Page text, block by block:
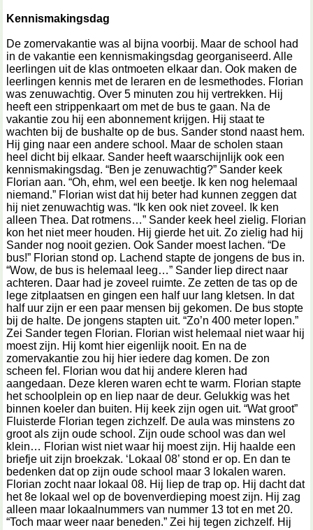
Kennismakingsdag
De zomervakantie was al bijna voorbij. Maar de school had
in de vakantie een kennismakingsdag georganiseerd. Alle
leerlingen uit de klas ontmoeten elkaar dan. Ook maken de
leerlingen kennis met de leraren en de lesmethodes. Florian
was zenuwachtig. Over 5 minuten zou hij vertrekken. Hij
heeft een strippenkaart om met de bus te gaan. Na de
vakantie zou hij een abonnement krijgen. Hij staat te
wachten bij de bushalte op de bus. Sander stond naast hem.
Hij ging naar een andere school. Maar de scholen staan
heel dicht bij elkaar. Sander heeft waarschijnlijk ook een
kennismakingsdag. “Ben je zenuwachtig?” Sander keek
Florian aan. “Oh, ehm, wel een beetje. Ik ken nog helemaal
niemand.” Florian wist dat hij beter had kunnen zeggen dat
hij niet zenuwachtig was. “Ik ken ook niet zoveel. Ik ken
alleen Thea. Dat rotmens…” Sander keek heel zielig. Florian
kon het niet meer houden. Hij gierde het uit. Zo zielig had hij
Sander nog nooit gezien. Ook Sander moest lachen. “De
bus!” Florian stond op. Lachend stapte de jongens de bus in.
“Wow, de bus is helemaal leeg…” Sander liep direct naar
achteren. Daar had je zoveel ruimte. Ze zetten de tas op de
lege zitplaatsen en gingen een half uur lang kletsen. In dat
half uur zijn er een paar mensen bij gekomen. De bus stopte
bij de halte. De jongens stapten uit. “Zo’n 400 meter lopen.”
Zei Sander tegen Florian. Florian wist helemaal niet waar hij
moest zijn. Hij komt hier eigenlijk nooit. En na de
zomervakantie zou hij hier iedere dag komen. De zon
scheen fel. Florian wou dat hij andere kleren had
aangedaan. Deze kleren waren echt te warm. Florian stapte
het schoolplein op en liep naar de deur. Gelukkig was het
binnen koeler dan buiten. Hij keek zijn ogen uit. “Wat groot”
Fluisterde Florian tegen zichzelf. De aula was minstens zo
groot als zijn oude school. Zijn oude school was dan wel
klein… Florian wist niet waar hij moest zijn. Hij haalde een
briefje uit zijn broekzak. ‘Lokaal 08’ stond er op. En dan te
bedenken dat op zijn oude school maar 3 lokalen waren.
Florian zocht naar lokaal 08. Hij liep de trap op. Hij dacht dat
het 8e lokaal wel op de bovenverdieping moest zijn. Hij zag
alleen maar lokaalnummers van nummer 13 tot en met 20.
“Toch maar weer naar beneden.” Zei hij tegen zichzelf. Hij